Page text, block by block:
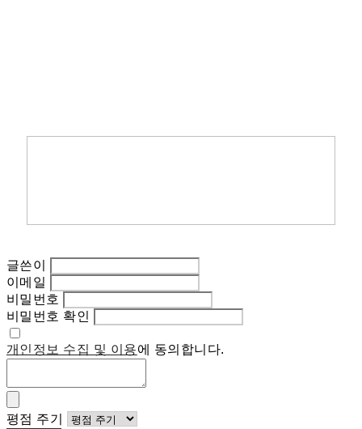
글쓴이
이메일
비밀번호
비밀번호 확인
개인정보 수집 및 이용에 동의합니다.
평점 주기